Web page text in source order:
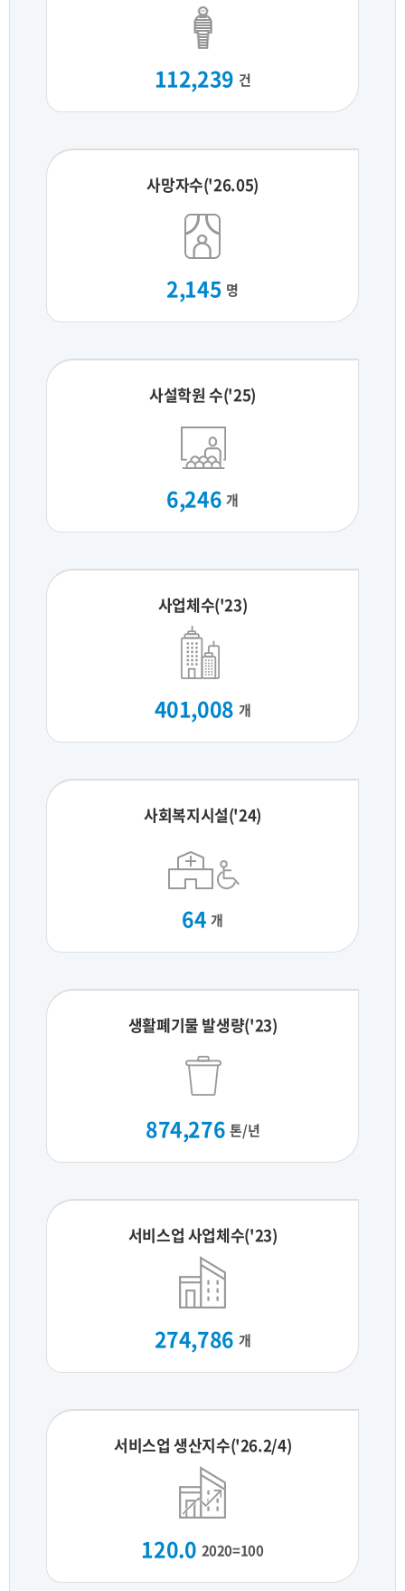
112,239 건
사망자수('26.05)
2,145 명
사설학원 수('25)
6,246 개
사업체수('23)
401,008 개
사회복지시설('24)
64 개
생활폐기물 발생량('23)
874,276 톤/년
서비스업 사업체수('23)
274,786 개
서비스업 생산지수('26.2/4)
120.0 2020=100